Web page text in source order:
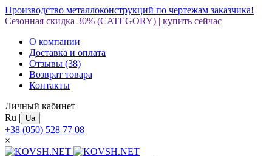
Производство металлоконструкций по чертежам заказчика!
Сезонная скидка 30% (CATEGORY) | купить сейчас
О компании
Доставка и оплата
Отзывы (38)
Возврат товара
Контакты
Личный кабинет
Ru | Ua
+38 (050) 528 77 08
×